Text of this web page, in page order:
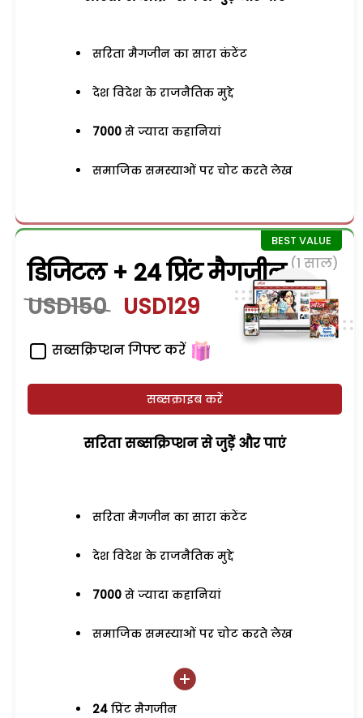
सरिता मैगजीन का सारा कंटेंट
देश विदेश के राजनैतिक मुद्दे
7000 से ज्यादा कहानियां
समाजिक समस्याओं पर चोट करते लेख
डिजिटल + 24 प्रिंट मैगजीन (1 साल)
USD150 USD129
सब्सक्रिप्शन गिफ्ट करें
सब्सक्राइब करें
सरिता सब्सक्रिप्शन से जुड़ेें और पाएं
सरिता मैगजीन का सारा कंटेंट
देश विदेश के राजनैतिक मुद्दे
7000 से ज्यादा कहानियां
समाजिक समस्याओं पर चोट करते लेख
24 प्रिंट मैगजीन